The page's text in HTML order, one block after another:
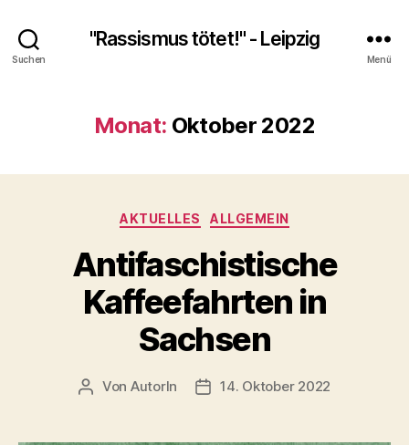
Suchen
"Rassismus tötet!" - Leipzig
Menü
Monat: Oktober 2022
Kategorien
AKTUELLES ALLGEMEIN
Antifaschistische
Kaffeefahrten in
Sachsen
Beitragsautor
Von AutorIn Veröffentlichungsdatum
14. Oktober 2022